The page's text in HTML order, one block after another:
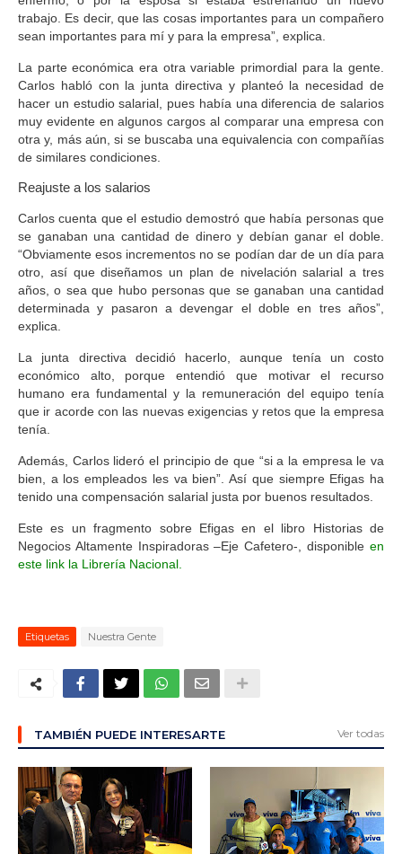
trabajo. Es decir, que las cosas importantes para un compañero
sean importantes para mí y para la empresa”, explica.
La parte económica era otra variable primordial para la gente.
Carlos habló con la junta directiva y planteó la necesidad de
hacer un estudio salarial, pues había una diferencia de salarios
muy evidente en algunos cargos al comparar una empresa con
otra y, más aún, si se buscaba una equivalencia con compañías
de similares condiciones
Reajuste a los salarios
Carlos cuenta que el estudio demostró que había personas que
se ganaban una cantidad de dinero y debían ganar el doble.
“Obviamente esos incrementos no se podían dar de un día para
otro, así quediseñamos un plan de nivelación salarial a tres
años , o sea que hubo personas que se ganaban una cantidad
determinada y pasaron a devengar el doble en tres años”,
explica.
La junta directiva decidió hacerlo, aunque tenía un costo
económico alto, porque entendió que motivar el recurso
humano era fundamental y la remuneración del equipo tenía
que ir acorde con las nuevas exigencias y retos que la empresa
tenía
Además, Carlos lideró el principio de que “si a la empresa le va
bien, a los empleados les va bien”. Así que siempre Efigas ha
tenido una compensación salarial justa por buenos resultados.
Este es un fragmento sobre Efigas en el libro Historias de
Negocios Altamente Inspiradoras –Eje Cafetero-, disponible en
este link la Librería Nacional.
Etiquetas Nuestra Gente
TAMBIÉN PUEDE INTERESARTE Ver todas